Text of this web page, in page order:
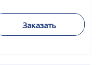
Заказать